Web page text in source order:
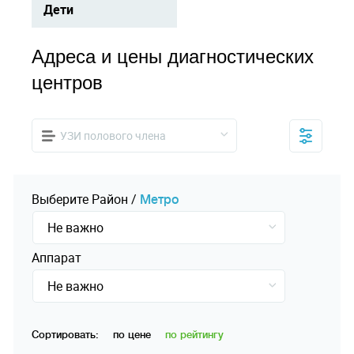
Дети
Адреса и цены диагностических
центров
УЗИ полового члена
Выберите Pайон / Mетро
Не важно
Аппарат
Не важно
Сортировать: по цене по рейтингу